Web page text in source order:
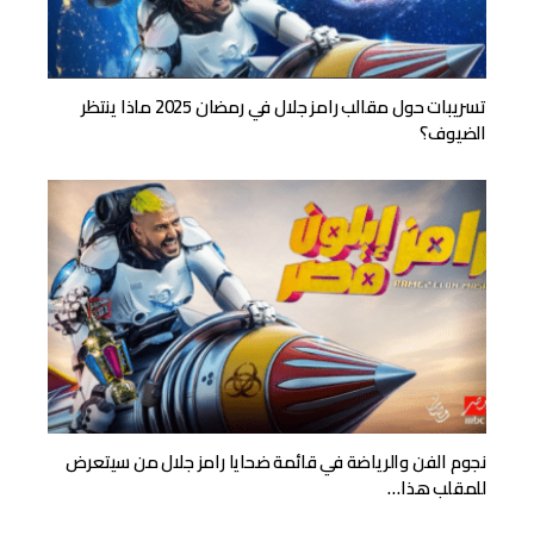
تسريبات حول مقالب رامز جلال في رمضان 2025 ماذا ينتظر
الضيوف؟
نجوم الفن والرياضة في قائمة ضحايا رامز جلال من سيتعرض
للمقلب هذا…